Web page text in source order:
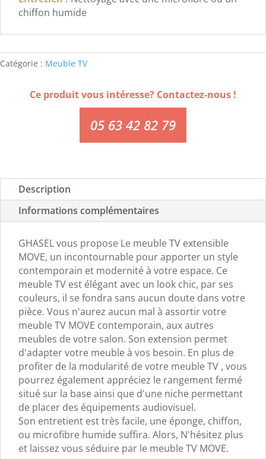
chiffon humide
Catégorie : Meuble TV
Ce produit vous intéresse? Contactez-nous !
05 63 42 82 79
Description
Informations complémentaires
GHASEL vous propose Le meuble TV extensible
MOVE, un incontournable pour apporter un style
contemporain et modernité à votre espace. Ce
meuble TV est élégant avec un look chic, par ses
couleurs, il se fondra sans aucun doute dans votre
pièce. Vous n'aurez aucun mal à assortir votre
meuble TV MOVE contemporain, aux autres
meubles de votre salon. Son extension permet
d'adapter votre meuble à vos besoin. En plus de
profiter de la modularité de votre meuble TV , vous
pourrez également appréciez le rangement fermé
situé sur la base ainsi que d'une niche permettant
de placer des équipements audiovisuel.
Son entretient est très facile, une éponge, chiffon,
ou microfibre humide suffira. Alors, N'hésitez plus
et laissez vous séduire par le meuble TV MOVE.